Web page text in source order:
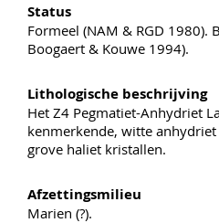
Status
Formeel (NAM & RGD 1980).
Boogaert & Kouwe 1994).
Lithologische beschrijving
Het Z4 Pegmatiet-Anhydriet
kenmerkende, witte
grove haliet kristallen.
Afzettingsmilieu
Marien (?).